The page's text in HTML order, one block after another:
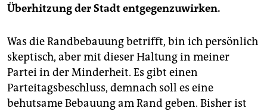
Überhitzung der Stadt entgegenzuwirken.
Was die Randbebauung betrifft, bin ich persönlich
skeptisch, aber mit dieser Haltung in meiner
Partei in der Minderheit. Es gibt einen
Parteitagsbeschluss, demnach soll es eine
behutsame Bebauung am Rand geben. Bisher ist